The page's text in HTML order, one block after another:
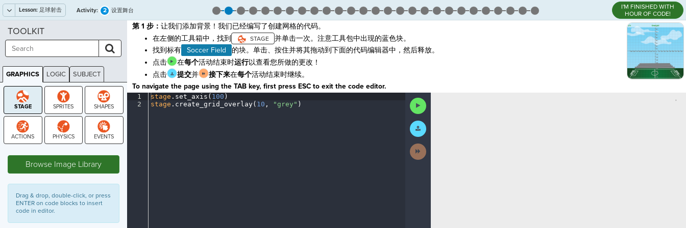
Lesson: 足球射击 Activity: 2 设置舞台
I'M FINISHED WITH
HOUR OF CODE!
第 1 步： 让我们添加背景！我们已经编写了创建网格的代码。
在左侧的工具箱中，找到
并单击一次。注意工具包中出现的蓝色块。
找到标有
Soccer Field
的块。单击、按住并将其拖动到下面的代码编辑器中，然后释放。
点击
在每个活动结束时运行以查看您所做的更改！
点击
提交并 接下来在每个活动结束时继续。
To navigate the page using the TAB key, first press ESC to exit the code editor.
1
2
stage . set_axis( 100 )
stage . create_grid_overlay( 10 , "grey" )
Run
Code
Submit
Work
Next
Activity
,
TOOLKIT
GRAPHICS LOGIC SUBJECT
GRAPHICS
Browse Image Library
Drag & drop, double-click, or press
ENTER on code blocks to insert
code in editor.